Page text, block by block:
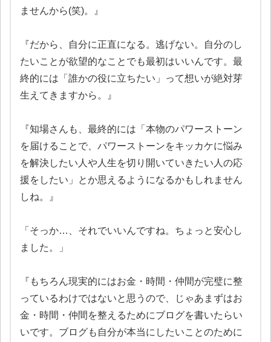
ませんから(笑)。』
『だから、自分に正直になる。逃げない。自分のし
たいことが欲望的なことでも最初はいいんです。最
終的には「誰かの役に立ちたい」って想いが絶対芽
生えてきますから。』
『知場さんも、最終的には「本物のパワーストーン
を届けることで、パワーストーンをキッカケに悩み
を解決したい人や人生を切り開いていきたい人の応
援をしたい」とか思えるようになるかもしれません
しね。』
「そっか…、それでいいんですね。ちょっと安心し
ました。」
『もちろん現実的にはお金・時間・仲間が完璧に整
っているわけではないと思うので、じゃあまずはお
金・時間・仲間を整えるためにブログを書いたらい
いです。ブログも自分が本当にしたいことのために